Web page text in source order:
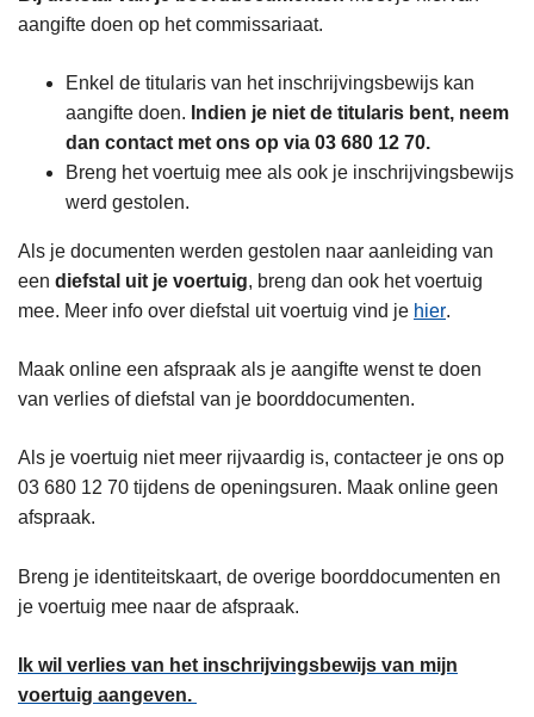
aangifte doen op het commissariaat.
Enkel de titularis van het inschrijvingsbewijs kan
aangifte doen. Indien je niet de titularis bent, neem
dan contact met ons op via 03 680 12 70.
Breng het voertuig mee als ook je inschrijvingsbewijs
werd gestolen.
Als je documenten werden gestolen naar aanleiding van
een diefstal uit je voertuig, breng dan ook het voertuig
mee. Meer info over diefstal uit voertuig vind je hier.
Maak online een afspraak als je aangifte wenst te doen
van verlies of diefstal van je boorddocumenten.
Als je voertuig niet meer rijvaardig is, contacteer je ons op
03 680 12 70 tijdens de openingsuren. Maak online geen
afspraak.
Breng je identiteitskaart, de overige boorddocumenten en
je voertuig mee naar de afspraak.
Ik wil verlies van het inschrijvingsbewijs van mijn
voertuig aangeven.